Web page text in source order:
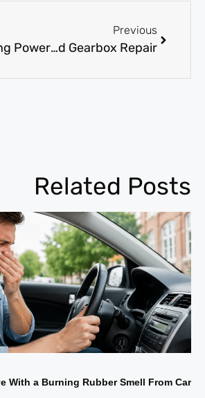
Previous
BMW Specialist in Dubai for Diagnostics, Engine, and Gearbox Repair
Related Posts
With a Burning Rubber Smell From Car?